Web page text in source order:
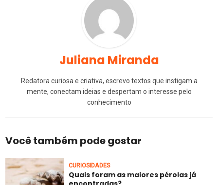
Juliana Miranda
Redatora curiosa e criativa, escrevo textos que instigam a
mente, conectam ideias e despertam o interesse pelo
conhecimento
Você também pode gostar
CURIOSIDADES
Quais foram as maiores pérolas já